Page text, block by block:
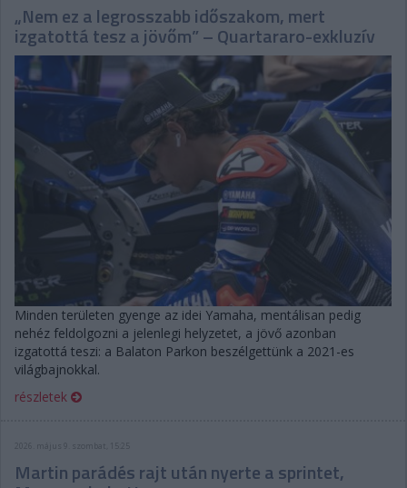
„Nem ez a legrosszabb időszakom, mert
izgatottá tesz a jövőm” – Quartararo-exkluzív
Minden területen gyenge az idei Yamaha, mentálisan pedig
nehéz feldolgozni a jelenlegi helyzetet, a jövő azonban
izgatottá teszi: a Balaton Parkon beszélgettünk a 2021-es
világbajnokkal.
részletek
2026. május 9. szombat, 15:25
Martin parádés rajt után nyerte a sprintet,